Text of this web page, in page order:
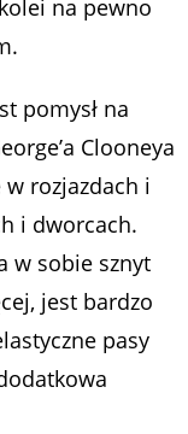
na pewno
pomysł na
Clooneya
rozjazdach i
i dworcach.
w sobie sznyt
jest bardzo
pasy